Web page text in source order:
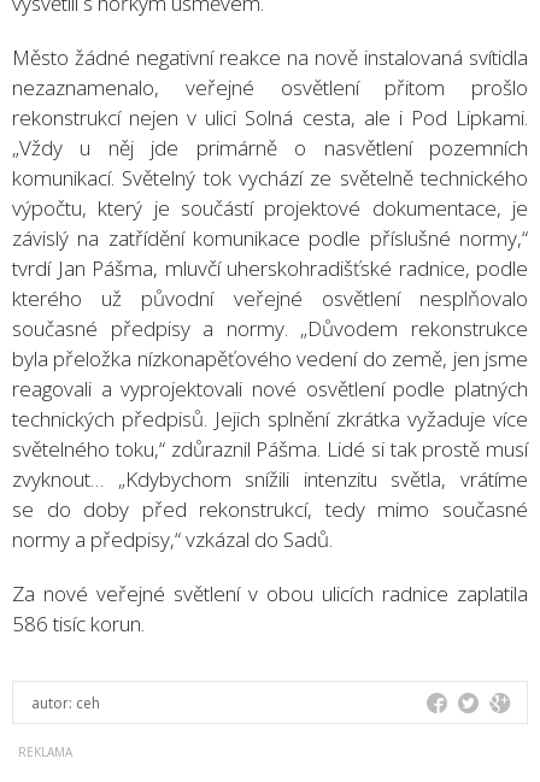
Město žádné negativní reakce na nově instalovaná svítidla
nezaznamenalo, veřejné osvětlení přitom prošlo
rekonstrukcí nejen v ulici Solná cesta, ale i Pod Lipkami.
„Vždy u něj jde primárně o nasvětlení pozemních
komunikací. Světelný tok vychází ze světelně technického
výpočtu, který je součástí projektové dokumentace, je
závislý na zatřídění komunikace podle příslušné normy,“
tvrdí Jan Pášma, mluvčí uherskohradišťské radnice, podle
kterého už původní veřejné osvětlení nesplňovalo
současné předpisy a normy. „Důvodem rekonstrukce
byla přeložka nízkonapěťového vedení do země, jen jsme
reagovali a vyprojektovali nové osvětlení podle platných
technických předpisů. Jejich splnění zkrátka vyžaduje více
světelného toku,“ zdůraznil Pášma. Lidé si tak prostě musí
zvyknout… „Kdybychom snížili intenzitu světla, vrátíme
se do doby před rekonstrukcí, tedy mimo současné
normy a předpisy,“ vzkázal do Sadů.
Za nové veřejné světlení v obou ulicích radnice zaplatila
586 tisíc korun.
autor: ceh